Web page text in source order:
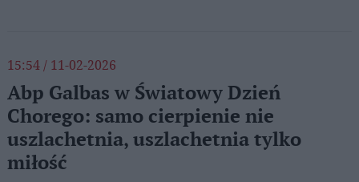
15:54 / 11-02-2026
Abp Galbas w Światowy Dzień
Chorego: samo cierpienie nie
uszlachetnia, uszlachetnia tylko
miłość